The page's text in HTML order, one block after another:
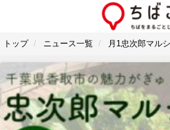
トップ ニュース一覧 月1忠次郎マル